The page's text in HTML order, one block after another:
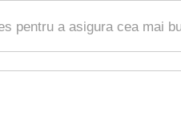
pentru a asigura cea mai